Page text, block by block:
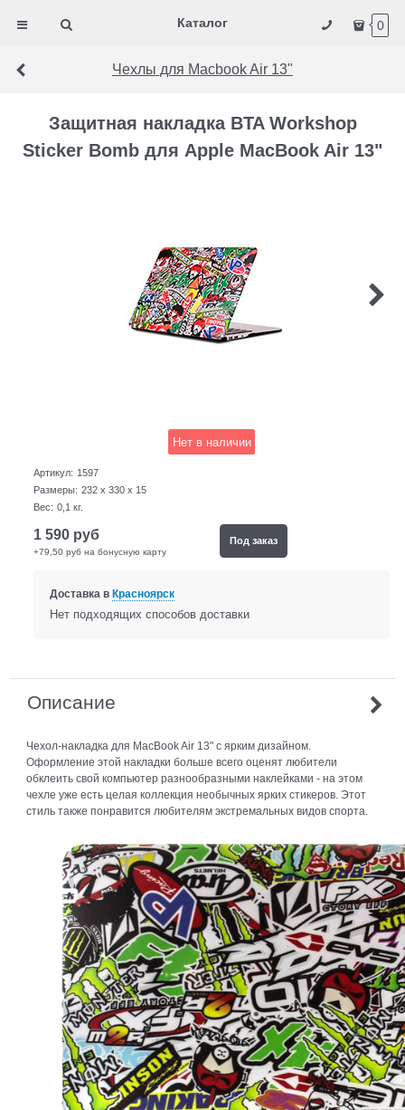
Каталог 0
Чехлы для Macbook Air 13"
Защитная накладка BTA Workshop
Sticker Bomb для Apple MacBook Air 13"
Нет в наличии
Артикул: 1597
Размеры: 232 x 330 x 15
Вес: 0,1 кг.
1 590 руб
+79,50 руб на бонусную карту
Под заказ
Доставка в Красноярск
Нет подходящих способов доставки
Описание
Чехол-накладка для MacBook Air 13" с ярким дизайном.
Оформление этой накладки больше всего оценят любители
обклеить свой компьютер разнообразными наклейками - на этом
чехле уже есть целая коллекция необычных ярких стикеров. Этот
стиль также понравится любителям экстремальных видов спорта.